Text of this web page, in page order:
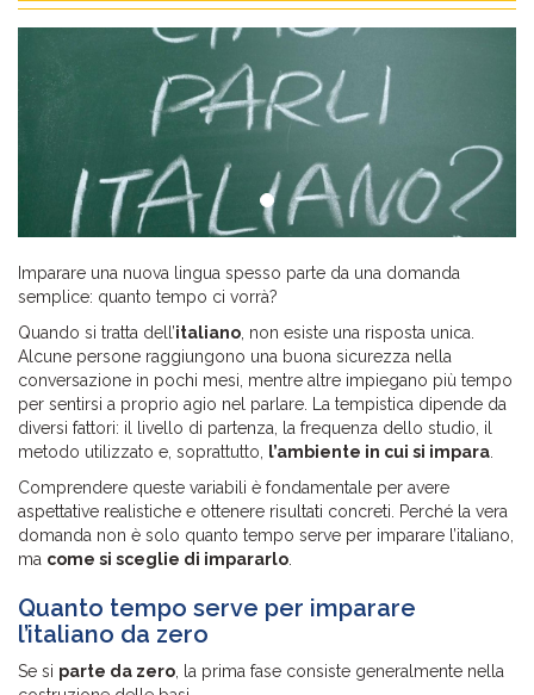
Imparare una nuova lingua spesso parte da una domanda
semplice: quanto tempo ci vorrà?
Quando si tratta dell’italiano , non esiste una risposta unica.
Alcune persone raggiungono una buona sicurezza nella
conversazione in pochi mesi, mentre altre impiegano più tempo
per sentirsi a proprio agio nel parlare. La tempistica dipende da
diversi fattori: il livello di partenza, la frequenza dello studio, il
metodo utilizzato e, soprattutto, l’ambiente in cui si impara
Comprendere queste variabili è fondamentale per avere
aspettative realistiche e ottenere risultati concreti. Perché la vera
domanda non è solo quanto tempo serve per imparare l’italiano,
ma come si sceglie di impararlo
Quanto tempo serve per imparare
l’italiano da zero
Se si parte da zero , la prima fase consiste generalmente nella